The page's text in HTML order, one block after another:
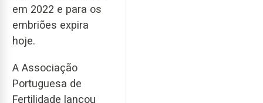
em 2022 e para os
embriões expira
hoje.
A Associação
Portuguesa de
Fertilidade lançou